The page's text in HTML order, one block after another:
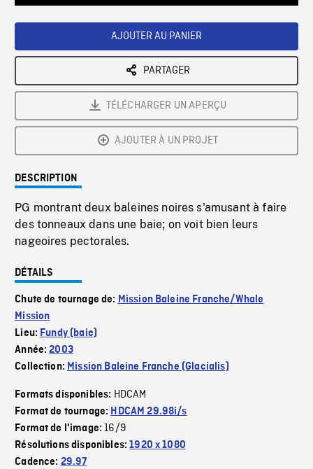
AJOUTER AU PANIER
PARTAGER
TÉLÉCHARGER UN APERÇU
AJOUTER À UN PROJET
DESCRIPTION
PG montrant deux baleines noires s'amusant à faire
des tonneaux dans une baie; on voit bien leurs
nageoires pectorales.
DÉTAILS
Chute de tournage de: Mission Baleine Franche/Whale
Mission
Lieu: Fundy (baie)
Année:2003
Collection: Mission Baleine Franche (Glacialis)
Formats disponibles: HDCAM
Format de tournage: HDCAM 29.98i/s
Format de l'image:16/9
Résolutions disponibles:1920 x 1080
Cadence: 29.97